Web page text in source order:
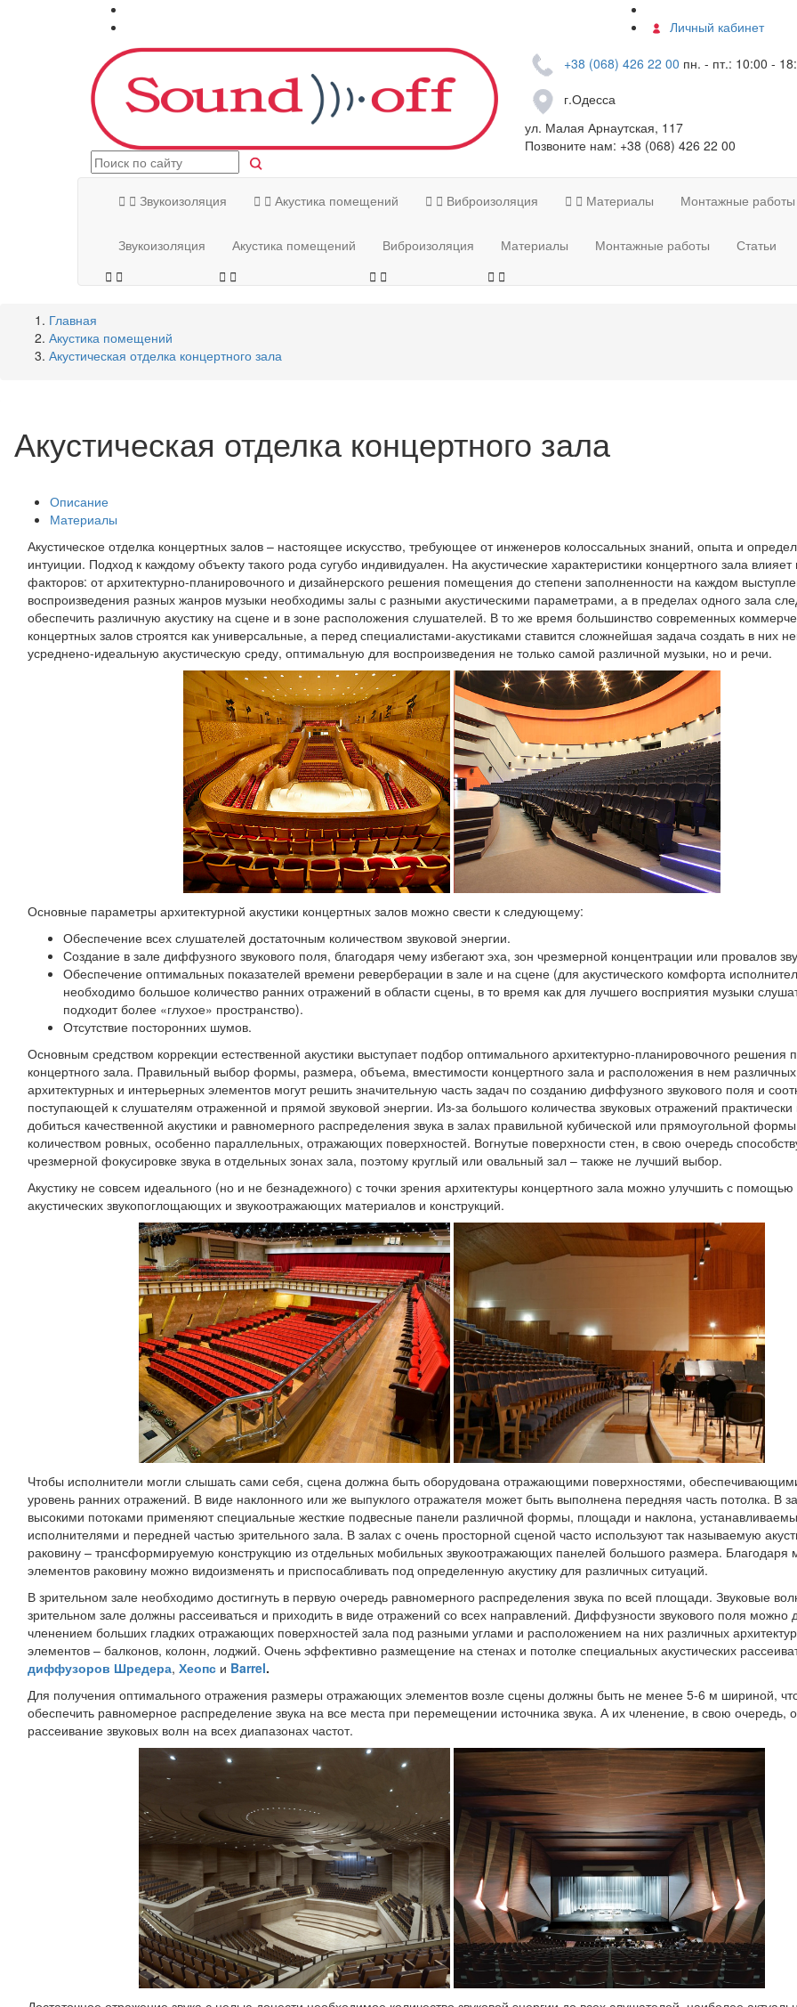
Личный кабинет
+38 (068) 426 22 00 пн. - пт.: 10:00 -
г.Одесса
ул. Малая Арнаутская, 117
Позвоните нам: +38 (068) 426 22 00
  Звукоизоляция   Акустика помещений   Виброизоляция   Материалы Монтажные работы
Звукоизоляция
 
Акустика помещений
 
Виброизоляция
 
Материалы
 
Монтажные работы Статьи
Главная
Акустика помещений
Акустическая отделка концертного зала
Акустическая отделка концертного зала
Описание
Материалы
Акустическое отделка концертных залов – настоящее искусство, требующее от инженеров колоссальных знаний, опыта и
интуиции. Подход к каждому объекту такого рода сугубо индивидуален. На акустические характеристики концертного зала
факторов: от архитектурно-планировочного и дизайнерского решения помещения до степени заполненности на каждом
воспроизведения разных жанров музыки необходимы залы с разными акустическими параметрами, а в пределах одного зала
обеспечить различную акустику на сцене и в зоне расположения слушателей. В то же время большинство современных
концертных залов строятся как универсальные, а перед специалистами-акустиками ставится сложнейшая задача создать в них
усреднено-идеальную акустическую среду, оптимальную для воспроизведения не только самой различной музыки, но и речи.
Основные параметры архитектурной акустики концертных залов можно свести к следующему:
Обеспечение всех слушателей достаточным количеством звуковой энергии.
Создание в зале диффузного звукового поля, благодаря чему избегают эха, зон чрезмерной концентрации или провалов
Обеспечение оптимальных показателей времени реверберации в зале и на сцене (для акустического комфорта
необходимо большое количество ранних отражений в области сцены, в то время как для лучшего восприятия музыки
подходит более «глухое» пространство).
Отсутствие посторонних шумов.
Основным средством коррекции естественной акустики выступает подбор оптимального архитектурно-планировочного
концертного зала. Правильный выбор формы, размера, объема, вместимости концертного зала и расположения в нем различных
архитектурных и интерьерных элементов могут решить значительную часть задач по созданию диффузного звукового поля и
поступающей к слушателям отраженной и прямой звуковой энергии. Из-за большого количества звуковых отражений
добиться качественной акустики и равномерного распределения звука в залах правильной кубической или прямоугольной
количеством ровных, особенно параллельных, отражающих поверхностей. Вогнутые поверхности стен, в свою очередь
чрезмерной фокусировке звука в отдельных зонах зала, поэтому круглый или овальный зал – также не лучший выбор.
Акустику не совсем идеального (но и не безнадежного) с точки зрения архитектуры концертного зала можно улучшить с
акустических звукопоглощающих и звукоотражающих материалов и конструкций.
Чтобы исполнители могли слышать сами себя, сцена должна быть оборудована отражающими поверхностями,
уровень ранних отражений. В виде наклонного или же выпуклого отражателя может быть выполнена передняя часть потолка. В
высокими потоками применяют специальные жесткие подвесные панели различной формы, площади и наклона,
исполнителями и передней частью зрительного зала. В залах с очень просторной сценой часто используют так называемую
раковину – трансформируемую конструкцию из отдельных мобильных звукоотражающих панелей большого размера. Благодаря
элементов раковину можно видоизменять и приспосабливать под определенную акустику для различных ситуаций.
В зрительном зале необходимо достигнуть в первую очередь равномерного распределения звука по всей площади. Звуковые
зрительном зале должны рассеиваться и приходить в виде отражений со всех направлений. Диффузности звукового поля можно
членением больших гладких отражающих поверхностей зала под разными углами и расположением на них различных
элементов – балконов, колонн, лоджий. Очень эффективно размещение на стенах и потолке специальных акустических
диффузоров Шредера, Хеопс и Barrel.
Для получения оптимального отражения размеры отражающих элементов возле сцены должны быть не менее 5-6 м шириной,
обеспечить равномерное распределение звука на все места при перемещении источника звука. А их членение, в свою очередь,
рассеивание звуковых волн на всех диапазонах частот.